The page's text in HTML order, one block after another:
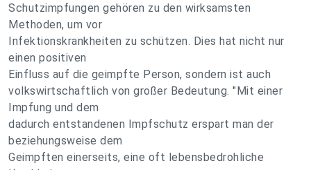
Schutzimpfungen gehören zu den wirksamsten
Methoden, um vor
Infektionskrankheiten zu schützen. Dies hat nicht nur
einen positiven
Einfluss auf die geimpfte Person, sondern ist auch
volkswirtschaftlich von großer Bedeutung. "Mit einer
Impfung und dem
dadurch entstandenen Impfschutz erspart man der
beziehungsweise dem
Geimpften einerseits, eine oft lebensbedrohliche